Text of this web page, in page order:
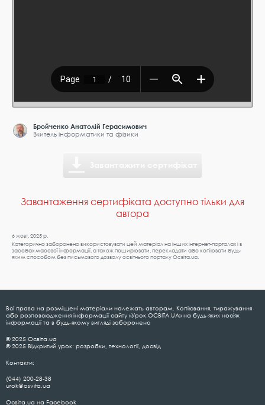
Бройченко Анатолій Герасимович
Вчитель інформатики та фізики
Завантаження сертифіката доступно тільки для
автора
6 жовт. 2025 р.
Категорично заборонено використовувати цей матеріал на інших інтернет-порталах і в
засобах масової інформації, а також поширювати, перекладати або копіювати будь-
яким способом без письмового дозволу освітнього порталу Освіта.ua.
Всі права на розміщені матеріали належать авторам. Копіювання, тиражування
або розповсюдження інформації сайту «Урок.ОСВІТА.UA» на будь-яких носіях
інформації та в будь-якому вигляді заборонено
© 2025 Освіта.ua
© 2025 Відкритий урок: розробки, технології, досвід
Контакти:
(044) 200-28-38
urok@osvita.ua
Освіта.ua на Facebook